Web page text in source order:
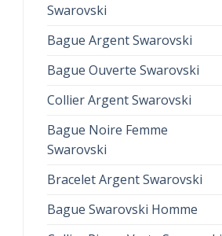
Swarovski
Bague Argent Swarovski
Bague Ouverte Swarovski
Collier Argent Swarovski
Bague Noire Femme
Swarovski
Bracelet Argent Swarovski
Bague Swarovski Homme